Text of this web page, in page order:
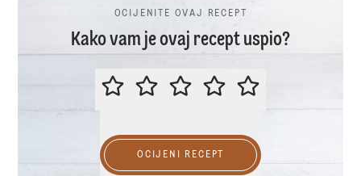
OCIJENITE OVAJ RECEPT
Kako vam je ovaj recept uspio?
OCIJENITE OVAJ RECEPT
OCIJENI RECEPT